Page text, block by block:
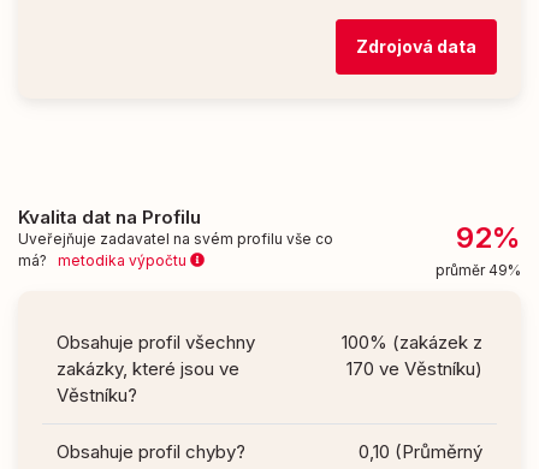
Zdrojová data
Kvalita dat na Profilu
Uveřejňuje zadavatel na svém profilu vše co
má? metodika výpočtu
92%
průměr 49%
Obsahuje profil všechny
zakázky, které jsou ve
Věstníku?
100% (zakázek z
170 ve Věstníku)
Obsahuje profil chyby?
0,10 (Průměrný